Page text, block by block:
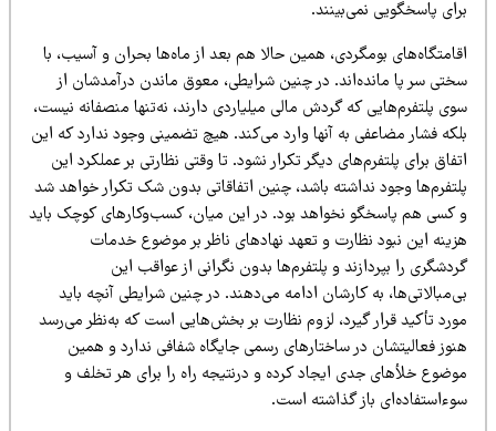
پاسخگویی نمی‌بینند.
بومگردی، همین حالا هم بعد از ماه‌ها بحران و آسیب، با
سر پا مانده‌اند. در چنین شرایطی، معوق ماندن درآمدشان از
پلتفرم‌هایی که گردش مالی میلیاردی دارند، نه‌تنها منصفانه نیست،
فشار مضاعفی به آنها وارد می‌کند.هیچ تضمینی وجود ندارد که این
برای پلتفرم‌های دیگر تکرار نشود.تا وقتی نظارتی بر عملکرد این
وجود نداشته باشد، چنین اتفاقاتی بدون شک تکرار خواهد شد
کسی هم پاسخگو نخواهد بود. در این میان، کسب‌وکارهای کوچک باید
این نبود نظارت و تعهد نهادهای ناظر بر موضوع خدمات
را بپردازند و پلتفرم‌ها بدون نگرانی از عواقب این
به کارشان ادامه می‌دهند. در چنین شرایطی آنچه باید
تأکید قرار گیرد، لزوم نظارت بر بخش‌هایی است که به‌نظر می‌رسد
فعالیتشان در ساختارهای رسمی جایگاه شفافی ندارد و همین
خلأهای جدی ایجاد کرده و درنتیجه راه را برای هر تخلف و
بازگذاشته است.